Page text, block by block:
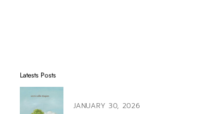
Latests Posts
JANUARY 30, 2026